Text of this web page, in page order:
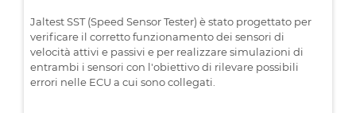
Jaltest SST (Speed Sensor Tester) è stato progettato per
verificare il corretto funzionamento dei sensori di
velocità attivi e passivi e per realizzare simulazioni di
entrambi i sensori con l'obiettivo di rilevare possibili
errori nelle ECU a cui sono collegati.